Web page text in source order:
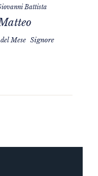
Battista
Mese Signore